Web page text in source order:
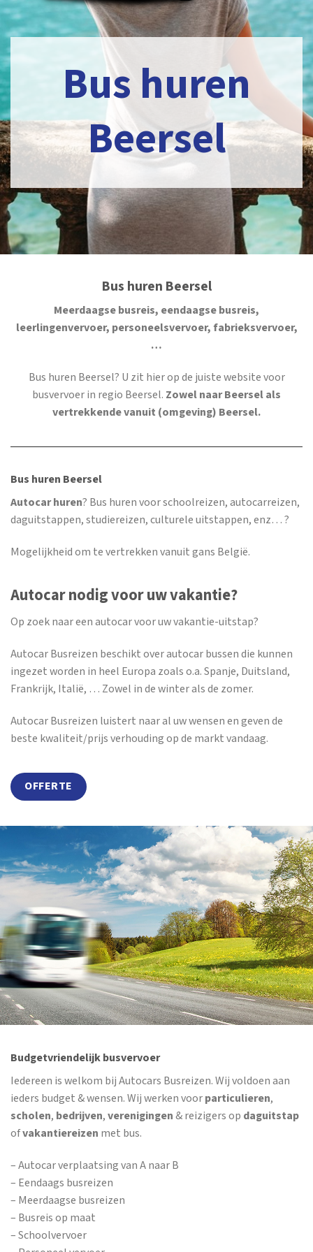
Bus huren
Beersel
Bus huren Beersel
Meerdaagse busreis, eendaagse busreis,
leerlingenvervoer, personeelsvervoer, fabrieksvervoer,
…
Bus huren Beersel? U zit hier op de juiste website voor
busvervoer in regio Beersel. Zowel naar Beersel als
vertrekkende vanuit (omgeving) Beersel.
Bus huren Beersel
Autocar huren? Bus huren voor schoolreizen, autocarreizen,
daguitstappen, studiereizen, culturele uitstappen, enz… ?
Mogelijkheid om te vertrekken vanuit gans België.
Autocar nodig voor uw vakantie?
Op zoek naar een autocar voor uw vakantie-uitstap?
Autocar Busreizen beschikt over autocar bussen die kunnen
ingezet worden in heel Europa zoals o.a. Spanje, Duitsland,
Frankrijk, Italië, … Zowel in de winter als de zomer.
Autocar Busreizen luistert naar al uw wensen en geven de
beste kwaliteit/prijs verhouding op de markt vandaag.
OFFERTE
Budgetvriendelijk busvervoer
Iedereen is welkom bij Autocars Busreizen. Wij voldoen aan
ieders budget & wensen. Wij werken voorparticulieren,
scholen, bedrijven,verenigingen& reizigers op daguitstap
ofvakantiereizen met bus.
– Autocar verplaatsing van A naar B
– Eendaags busreizen
– Meerdaagse busreizen
– Busreis op maat
– Schoolvervoer